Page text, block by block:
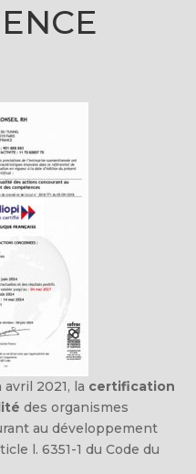
2021, la certification
des organismes
au développement
l. 6351-1 du Code du